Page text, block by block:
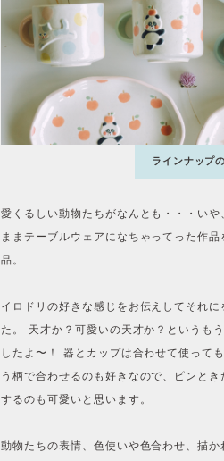
ラインナップ
愛くるしい動物たちがなんとも・・・い
ままテーブルウェアになちゃってった作
品。
イロドリの好きな感じをお伝えしてそれ
た。 天才か？可愛いの天才か？というも
したよ〜！ 器とカップは合わせて使って
う柄で合わせるのも好きなので、ピンと
するのも可愛いと思います。
動物たちの表情、色使いや色合わせ、描